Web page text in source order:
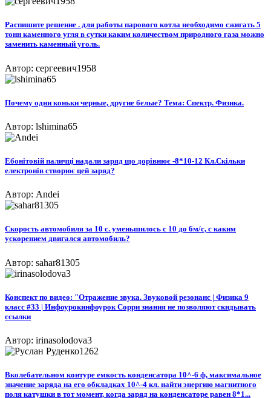
Распишите решение . для работы парового котла необходимо сжигать 5
тонн каменного угля в сутки каким количеством природного газа можно
заменить каменный уголь.
Автор: сергеевич1958
Почему одни коньки черные, другие белые? Тема: Спектр. Физика.
Автор: lshimina65
Ебонітовій паличці надали заряд що дорівнює -8*10-12 Кл.Скільки
електронів створює цей заряд?
Автор: Andei
Скорость автомобиля за 10 с. уменьшилось с 10 до 6м/с, с каким
ускорением двигался автомобиль?
Автор: sahar81305
Конспект по видео: "Отражение звука. Звуковой резонанс | Физика 9
класс #33 | Инфоурокинфоурок Сорри знания не позволяют скидывать
ссылки
Автор: irinasolodova3
Вколебательном контуре емкость конденсатора 10^-6 ф, максимальное
значение заряда на его обкладках 10^-4 кл. найти энергию магнитного
поля катушки в тот момент, когда заряд на конденсаторе равен 8*1...